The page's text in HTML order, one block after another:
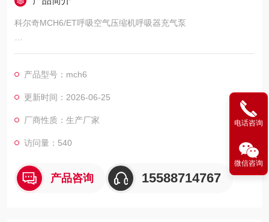
科尔奇MCH6/ET呼吸空气压缩机呼吸器充气泵
意大利科尔奇MCH6/ET高压呼吸空气压缩机呼吸器充气泵
心，详细产品介绍及故障维修保养请咨询我司工作人员，我们愿
竭诚为您服务
产品型号：mch6
更新时间：2026-06-25
厂商性质：生产厂家
访问量：540
产品咨询 15588714767
电话咨询
微信咨询